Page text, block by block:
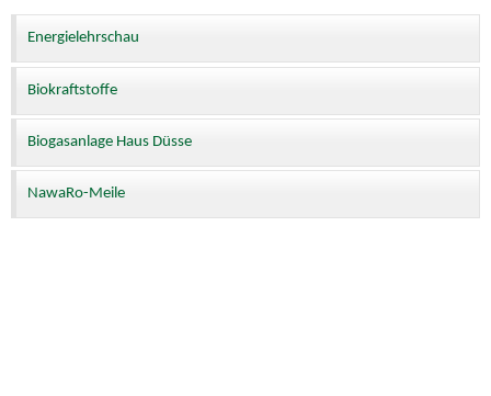
Energielehrschau
Biokraftstoffe
Biogasanlage Haus Düsse
NawaRo-Meile